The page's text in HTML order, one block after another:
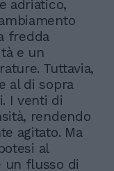
adriatico,
fredda
e un
Tuttavia,
al di sopra
I venti di
rendendo
agitato. Ma
al
un flusso di